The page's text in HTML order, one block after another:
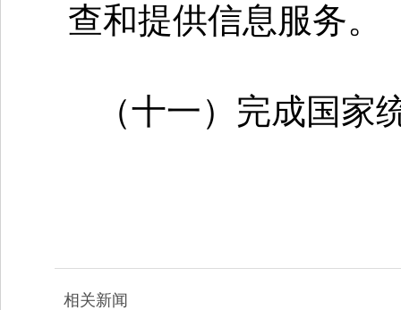
查和提供信息服务。
（十一）完成国家
相关新闻